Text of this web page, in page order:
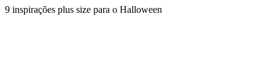
9 inspirações plus size para o Halloween